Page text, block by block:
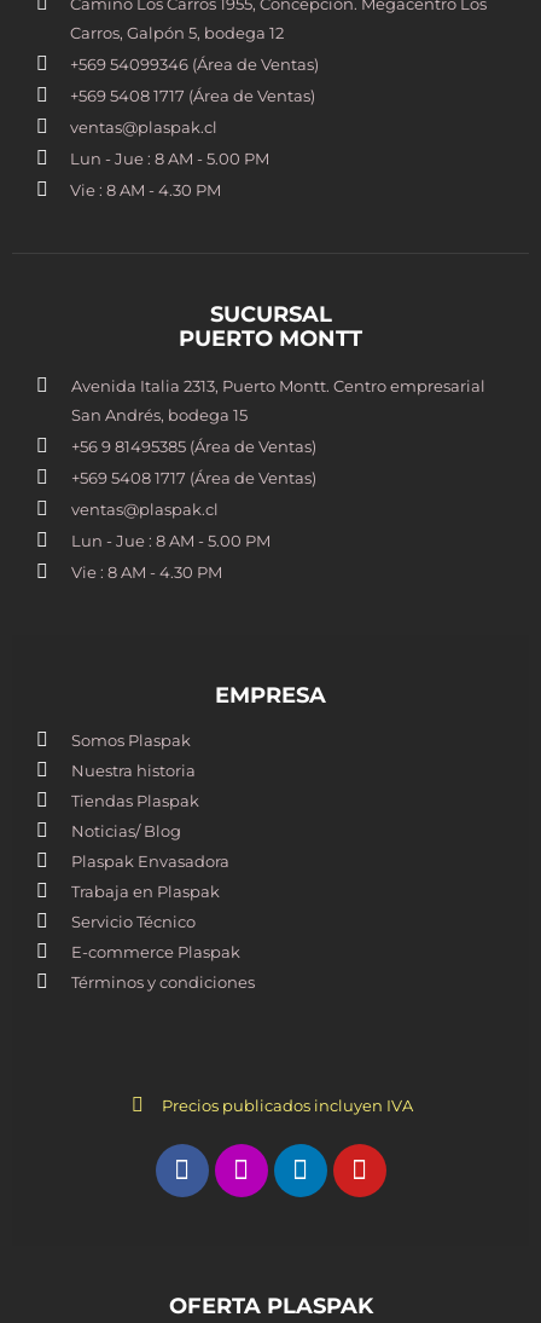
Carros, Galpón 5, bodega 12
+569 54099346 (Área de Ventas)
+569 5408 1717 (Área de Ventas)
ventas@plaspak.cl
Lun - Jue : 8 AM - 5.00 PM
Vie : 8 AM - 4.30 PM
SUCURSAL
PUERTO MONTT
Avenida Italia 2313, Puerto Montt. Centro empresarial
San Andrés, bodega 15
+56 9 81495385 (Área de Ventas)
+569 5408 1717 (Área de Ventas)
ventas@plaspak.cl
Lun - Jue : 8 AM - 5.00 PM
Vie : 8 AM - 4.30 PM
EMPRESA
Somos Plaspak
Nuestra historia
Tiendas Plaspak
Noticias/ Blog
Plaspak Envasadora
Trabaja en Plaspak
Servicio Técnico
E-commerce Plaspak
Términos y condiciones
Precios publicados incluyen IVA
OFERTA PLASPAK